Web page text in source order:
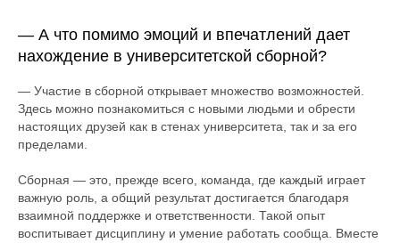
— А что помимо эмоций и впечатлений дает
нахождение в университетской сборной?
— Участие в сборной открывает множество возможностей.
Здесь можно познакомиться с новыми людьми и обрести
настоящих друзей как в стенах университета, так и за его
пределами.
Сборная — это, прежде всего, команда, где каждый играет
важную роль, а общий результат достигается благодаря
взаимной поддержке и ответственности. Такой опыт
воспитывает дисциплину и умение работать сообща. Вместе